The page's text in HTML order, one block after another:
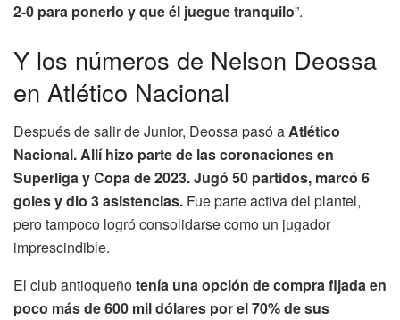
2-0 para ponerlo y que él juegue tranquilo”.
Y los números de Nelson Deossa
en Atlético Nacional
Después de salir de Junior, Deossa pasó aAtlético
Nacional. Allí hizo parte de las coronaciones en
Superliga y Copa de 2023. Jugó 50 partidos, marcó 6
goles y dio 3 asistencias. Fue parte activa del plantel,
pero tampoco logró consolidarse como un jugador
imprescindible.
El club antioqueñotenía una opción de compra fijada en
poco más de 600 mil dólares por el 70% de sus